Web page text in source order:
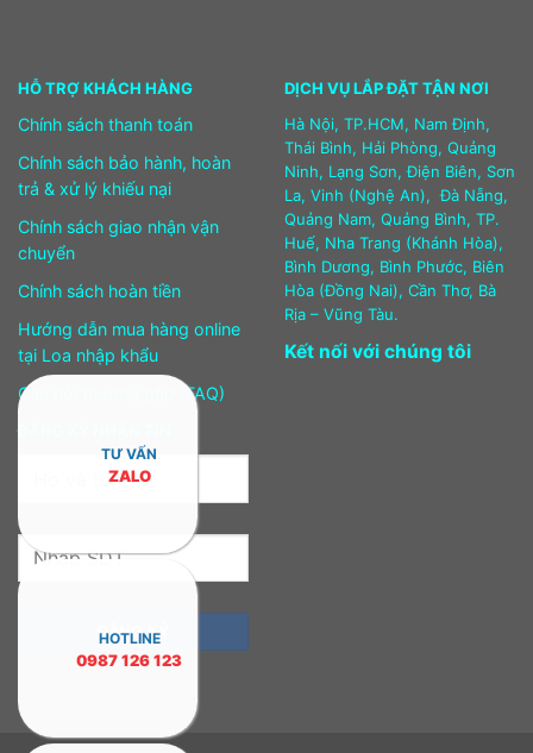
HỖ TRỢ KHÁCH HÀNG
Chính sách thanh toán
Chính sách bảo hành, hoàn
trả & xử lý khiếu nại
Chính sách giao nhận vận
chuyển
Chính sách hoàn tiền
Hướng dẫn mua hàng online
tại Loa nhập khẩu
Câu hỏi thường gặp (FAQ)
DỊCH VỤ LẮP ĐẶT TẬN NƠI
Hà Nội, TP.HCM, Nam Định,
Thái Bình, Hải Phòng, Quảng
Ninh, Lạng Sơn, Điện Biên, Sơn
La, Vinh (Nghệ An), Đà Nẵng,
Quảng Nam, Quảng Bình, TP.
Huế, Nha Trang (Khánh Hòa),
Bình Dương, Bình Phước, Biên
Hòa (Đồng Nai), Cần Thơ, Bà
Rịa – Vũng Tàu.
Kết nối với chúng tôi
TƯ VẤN
ZALO
HOTLINE
0987 126 123